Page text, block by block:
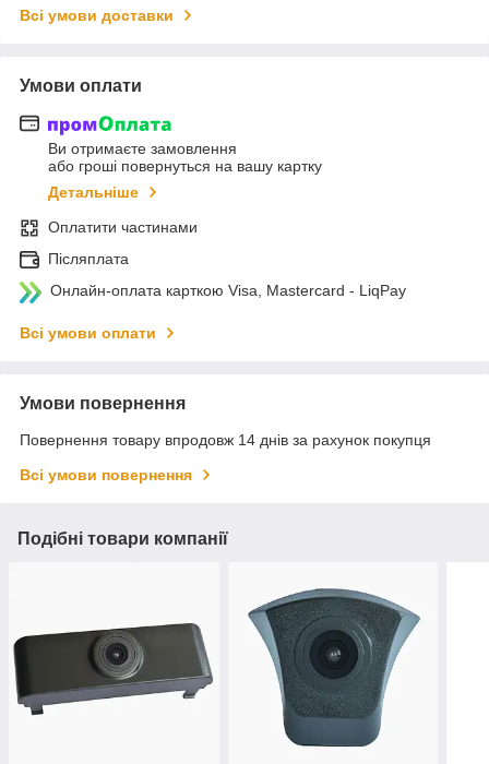
Всі умови доставки
Умови оплати
Ви отримаєте замовлення
або гроші повернуться на вашу картку
Детальніше
Оплатити частинами
Післяплата
Онлайн-оплата карткою Visa, Mastercard - LiqPay
Всі умови оплати
Умови повернення
Повернення товару впродовж 14 днів за рахунок покупця
Всі умови повернення
Подібні товари компанії